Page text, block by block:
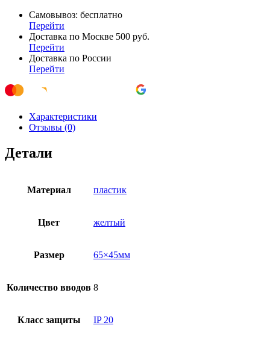
Самовывоз: бесплатно
Перейти
Доставка по Москве 500 руб.
Перейти
Доставка по России
Перейти
Характеристики
Отзывы (0)
Детали
Материал пластик
Цвет желтый
Размер 65×45мм
Количество вводов 8
Класс защиты IP 20